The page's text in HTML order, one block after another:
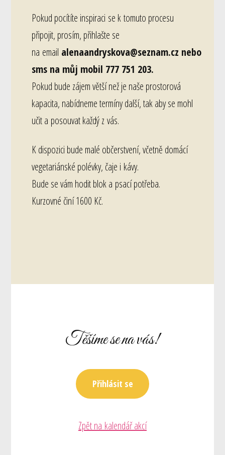
Pokud pocítíte inspiraci se k tomuto procesu
připojit, prosím, přihlašte se
na email alenaandryskova@seznam.cz nebo
sms na můj mobil 777 751 203.
Pokud bude zájem větší než je naše prostorová
kapacita, nabídneme termíny další, tak aby se mohl
učit a posouvat každý z vás.
K dispozici bude malé občerstvení, včetně domácí
vegetariánské polévky, čaje i kávy.
Bude se vám hodit blok a psací potřeba.
Kurzovné činí 1600 Kč.
Těšíme se na vás!
Přihlásit se
Zpět na kalendář akcí